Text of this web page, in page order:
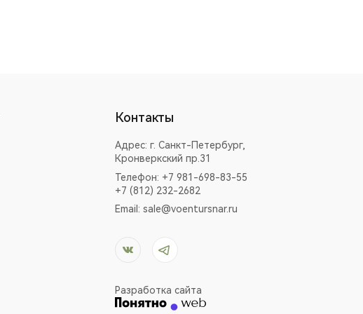
Контакты
Адрес:г. Санкт-Петербург,
Кронверкский пр.31
Телефон: +7 981-698-83-55
+7 (812) 232-2682
Email:sale@voentursnar.ru
Разработка сайта